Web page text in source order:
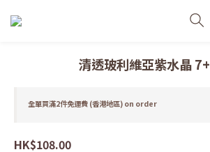
清透玻利維亞紫水晶
全單買滿2件免運費 (香港地區) on order
HK$108.00